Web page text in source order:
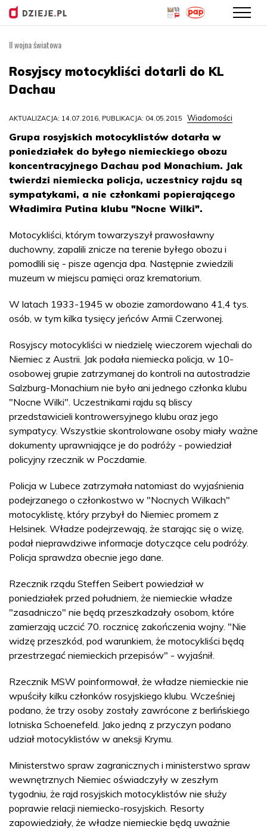
treści
II wojna światowa
Rosyjscy motocykliści dotarli do KL
Dachau
AKTUALIZACJA: 14.07.2016, PUBLIKACJA: 04.05.2015 Wiadomości
Grupa rosyjskich motocyklistów dotarła w
poniedziałek do byłego niemieckiego obozu
koncentracyjnego Dachau pod Monachium. Jak
twierdzi niemiecka policja, uczestnicy rajdu są
sympatykami, a nie członkami popierającego
Władimira Putina klubu "Nocne Wilki".
Motocykliści, którym towarzyszył prawosławny
duchowny, zapalili znicze na terenie byłego obozu i
pomodlili się - pisze agencja dpa. Następnie zwiedzili
muzeum w miejscu pamięci oraz krematorium.
W latach 1933-1945 w obozie zamordowano 41,4 tys.
osób, w tym kilka tysięcy jeńców Armii Czerwonej.
Rosyjscy motocykliści w niedzielę wieczorem wjechali do
Niemiec z Austrii. Jak podała niemiecka policja, w 10-
osobowej grupie zatrzymanej do kontroli na autostradzie
Salzburg-Monachium nie było ani jednego członka klubu
"Nocne Wilki". Uczestnikami rajdu są bliscy
przedstawicieli kontrowersyjnego klubu oraz jego
sympatycy. Wszystkie skontrolowane osoby miały ważne
dokumenty uprawniające je do podróży - powiedział
policyjny rzecznik w Poczdamie.
Policja w Lubece zatrzymała natomiast do wyjaśnienia
podejrzanego o członkostwo w "Nocnych Wilkach"
motocyklistę, który przybył do Niemiec promem z
Helsinek. Władze podejrzewają, że starając się o wizę,
podał nieprawdziwe informacje dotyczące celu podróży.
Policja sprawdza obecnie jego dane.
Rzecznik rządu Steffen Seibert powiedział w
poniedziałek przed południem, że niemieckie władze
"zasadniczo" nie będą przeszkadzały osobom, które
zamierzają uczcić 70. rocznicę zakończenia wojny. "Nie
widzę przeszkód, pod warunkiem, że motocykliści będą
przestrzegać niemieckich przepisów" - wyjaśnił.
Rzecznik MSW poinformował, że władze niemieckie nie
wpuściły kilku członków rosyjskiego klubu. Wcześniej
podano, że trzy osoby zostały zawrócone z berlińskiego
lotniska Schoenefeld. Jako jedną z przyczyn podano
udział motocyklistów w aneksji Krymu.
Ministerstwo spraw zagranicznych i ministerstwo spraw
wewnętrznych Niemiec oświadczyły w zeszłym
tygodniu, że rajd rosyjskich motocyklistów nie służy
poprawie relacji niemiecko-rosyjskich. Resorty
zapowiedziały, że władze niemieckie będą uważnie